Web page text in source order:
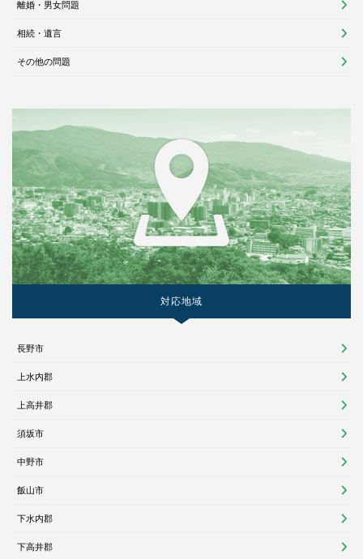
離婚・男女問題
相続・遺言
その他の問題
対応地域
長野市
上水内郡
上高井郡
須坂市
中野市
飯山市
下水内郡
下高井郡